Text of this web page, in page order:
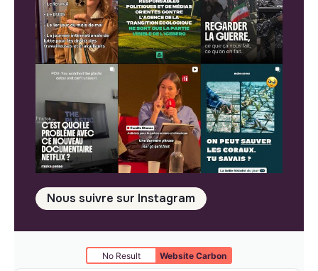
Nous suivre sur Instagram
No Result Website Carbon